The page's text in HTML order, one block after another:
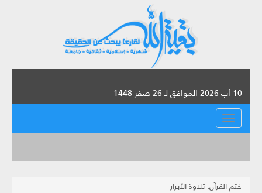
10 آب 2026 الموافق لـ 26 صفر 1448
القائمة
ختم القرآن: تلاوة الأبرار